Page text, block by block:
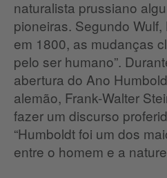
naturalista prussiano
pioneiras. Segundo Wulf,
em 1800, as mudanças
pelo ser humano”.
abertura do Ano
alemão, Frank-Walter
fazer um discurso
“Humboldt foi um dos
entre o homem e a